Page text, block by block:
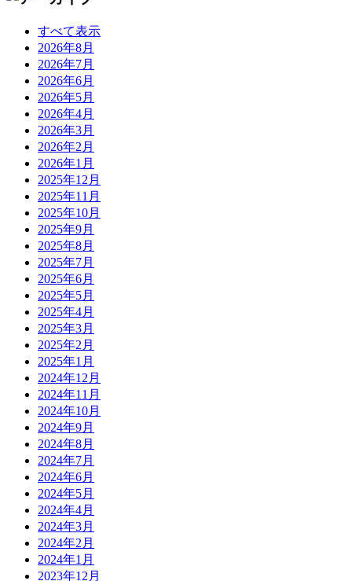
すべて表示
2026年8月
2026年7月
2026年6月
2026年5月
2026年4月
2026年3月
2026年2月
2026年1月
2025年12月
2025年11月
2025年10月
2025年9月
2025年8月
2025年7月
2025年6月
2025年5月
2025年4月
2025年3月
2025年2月
2025年1月
2024年12月
2024年11月
2024年10月
2024年9月
2024年8月
2024年7月
2024年6月
2024年5月
2024年4月
2024年3月
2024年2月
2024年1月
2023年12月